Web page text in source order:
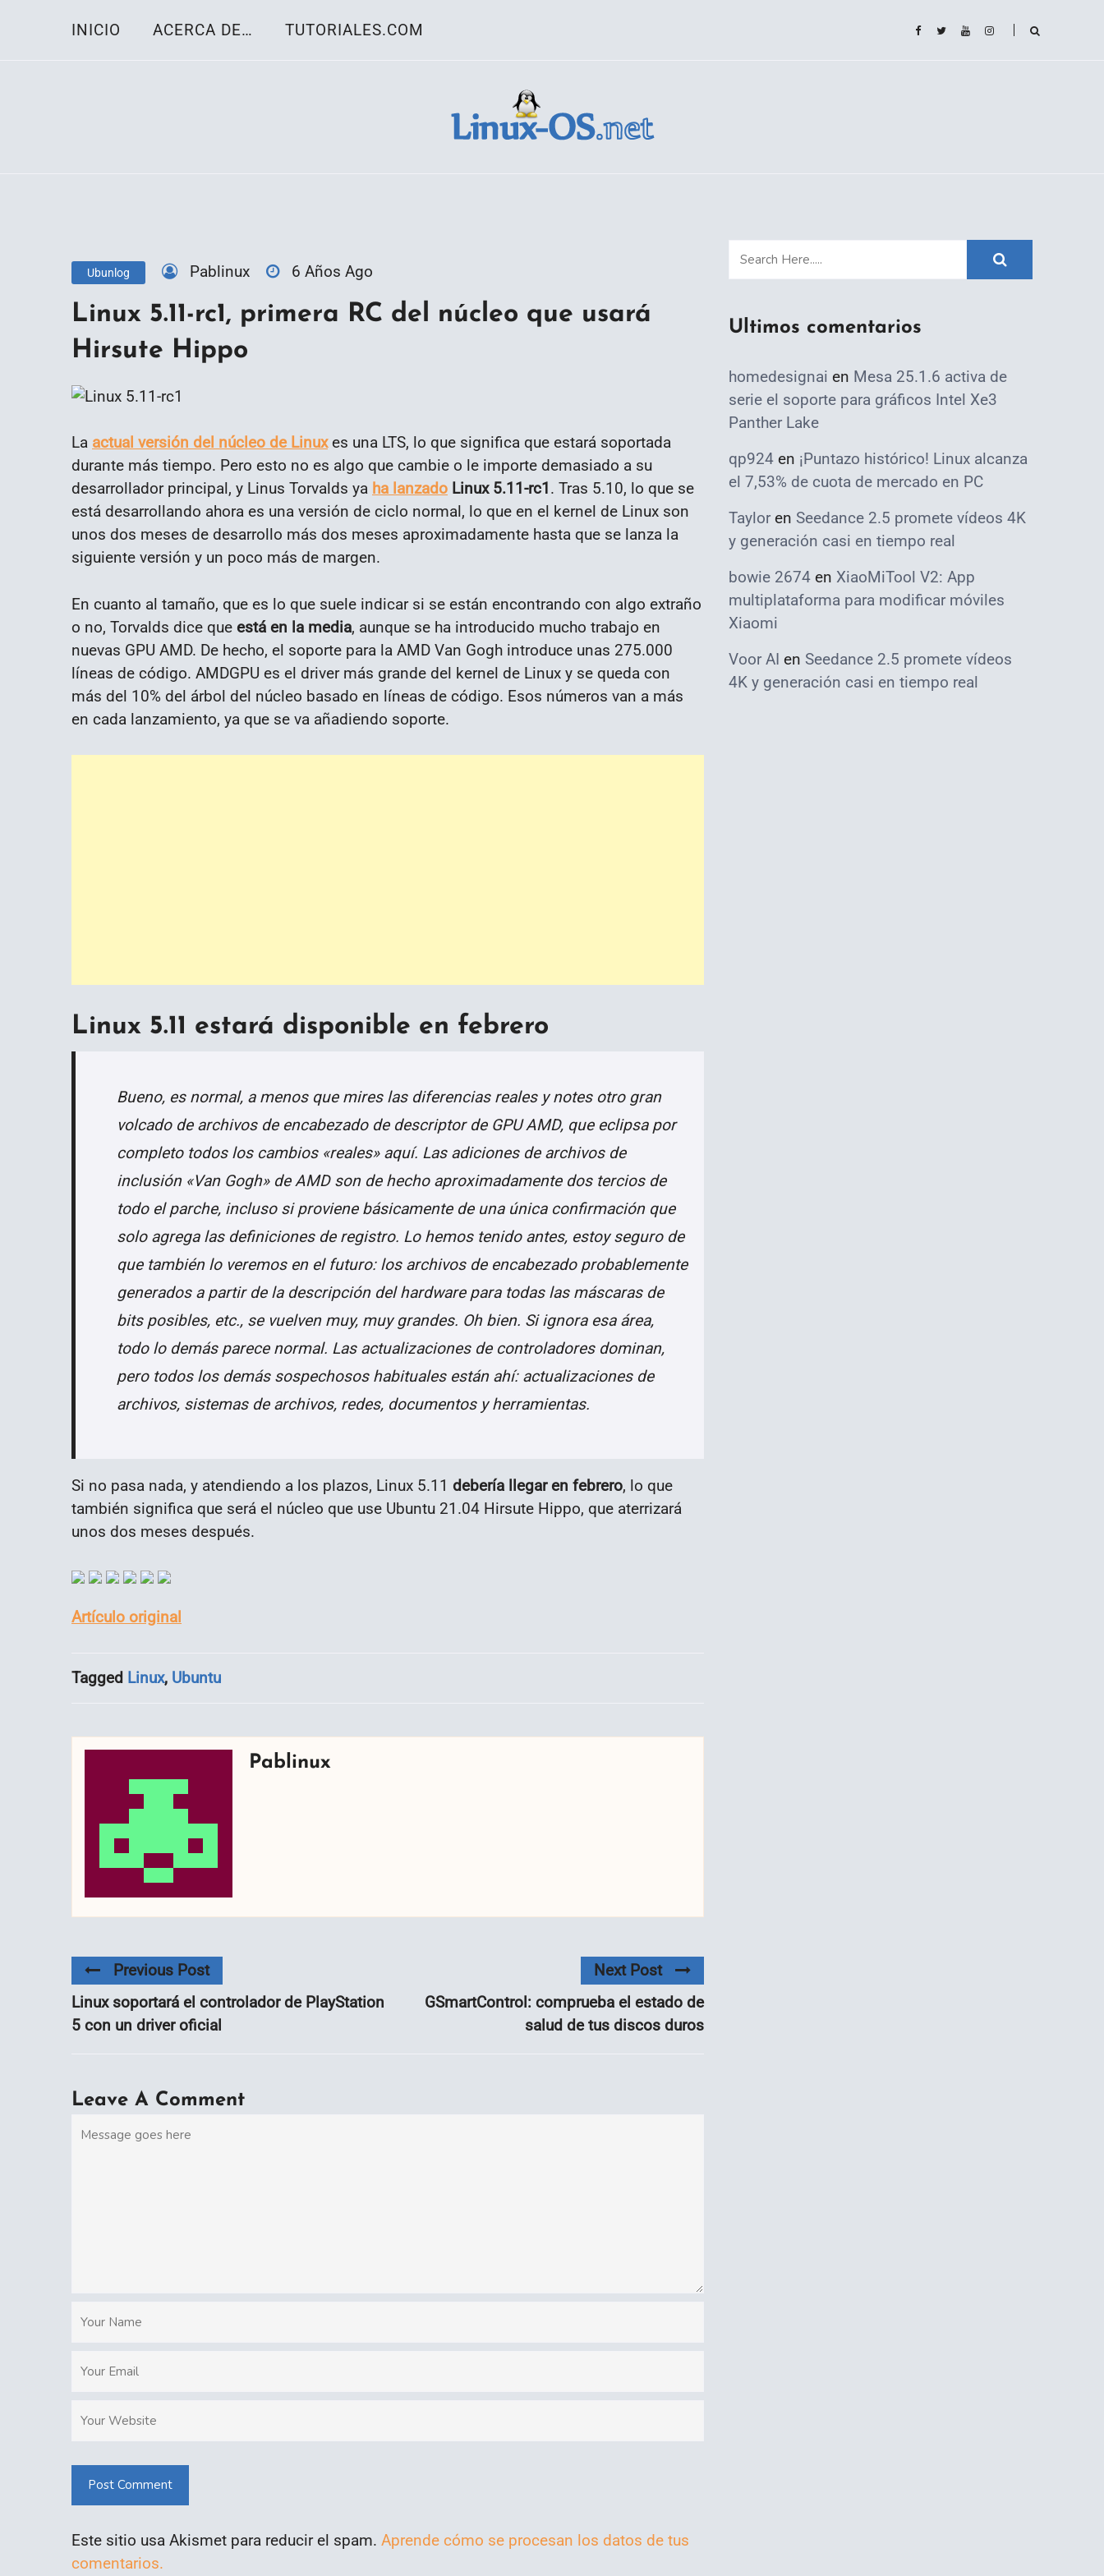
INICIO ACERCA DE… TUTORIALES.COM
Ubunlog Pablinux 6 Años Ago
Linux 5.11-rc1, primera RC del núcleo que usará
Hirsute Hippo
La actual versión del núcleo de Linuxes una LTS, lo que significa que estará soportada
durante más tiempo. Pero esto no es algo que cambie o le importe demasiado a su
desarrollador principal, y Linus Torvalds ya ha lanzado Linux 5.11-rc1. Tras 5.10, lo que se
está desarrollando ahora es una versión de ciclo normal, lo que en el kernel de Linux son
unos dos meses de desarrollo más dos meses aproximadamente hasta que se lanza la
siguiente versión y un poco más de margen.
En cuanto al tamaño, que es lo que suele indicar si se están encontrando con algo extraño
o no, Torvalds dice que está en la media, aunque se ha introducido mucho trabajo en
nuevas GPU AMD. De hecho, el soporte para la AMD Van Gogh introduce unas 275.000
líneas de código. AMDGPU es el driver más grande del kernel de Linux y se queda con
más del 10% del árbol del núcleo basado en líneas de código. Esos números van a más
en cada lanzamiento, ya que se va añadiendo soporte.
Linux 5.11 estará disponible en febrero
Bueno, es normal, a menos que mires las diferencias reales y notes otro gran
volcado de archivos de encabezado de descriptor de GPU AMD, que eclipsa por
completo todos los cambios «reales» aquí. Las adiciones de archivos de
inclusión «Van Gogh» de AMD son de hecho aproximadamente dos tercios de
todo el parche, incluso si proviene básicamente de una única confirmación que
solo agrega las definiciones de registro. Lo hemos tenido antes, estoy seguro de
que también lo veremos en el futuro: los archivos de encabezado probablemente
generados a partir de la descripción del hardware para todas las máscaras de
bits posibles, etc., se vuelven muy, muy grandes. Oh bien. Si ignora esa área,
todo lo demás parece normal. Las actualizaciones de controladores dominan,
pero todos los demás sospechosos habituales están ahí: actualizaciones de
archivos, sistemas de archivos, redes, documentos y herramientas.
Si no pasa nada, y atendiendo a los plazos, Linux 5.11 debería llegar en febrero, lo que
también significa que será el núcleo que use Ubuntu 21.04 Hirsute Hippo, que aterrizará
unos dos meses después.
Artículo original
Tagged Linux, Ubuntu
Pablinux
Previous Post
Linux soportará el controlador de PlayStation
5 con un driver oficial
Next Post
GSmartControl: comprueba el estado de
salud de tus discos duros
Leave A Comment
Post Comment
Este sitio usa Akismet para reducir el spam. Aprende cómo se procesan los datos de tus
comentarios.
Ultimos comentarios
homedesignai en Mesa 25.1.6 activa de
serie el soporte para gráficos Intel Xe3
Panther Lake
qp924 en ¡Puntazo histórico! Linux alcanza
el 7,53% de cuota de mercado en PC
Taylor en Seedance 2.5 promete vídeos 4K
y generación casi en tiempo real
bowie 2674 en XiaoMiTool V2: App
multiplataforma para modificar móviles
Xiaomi
Voor AI en Seedance 2.5 promete vídeos
4K y generación casi en tiempo real